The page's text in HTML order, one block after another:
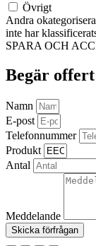
Övrigt
Andra
inte har
SPARA OCH
Begär offert
Namn
E-post
Telefonnummer
Produkt
Antal
Meddelande
Skicka förfrågan